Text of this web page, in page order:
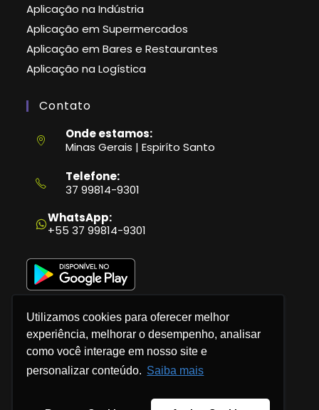
Utilizamos cookies para oferecer melhor
experiência, melhorar o desempenho, analisar
como você interage em nosso site e
personalizar conteúdo. Saiba mais
Aplicação na Indústria
Aplicação em Supermercados
Aplicação em Bares e Restaurantes
Aplicação na Logística
Contato
Onde estamos:
Minas Gerais | Espiríto Santo
Telefone:
37 99814-9301
em
seu
aplicativo
WhatsApp:
+55 37 99814-9301
Política de Privacidade